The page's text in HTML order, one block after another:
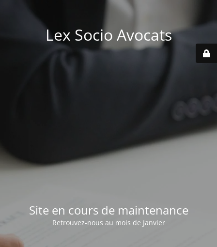
Lex Socio Avocats
Site en cours de maintenance
Retrouvez-nous au mois de Janvier